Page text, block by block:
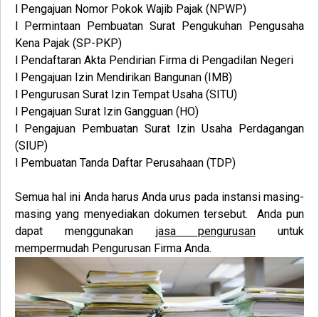
l Pengajuan Nomor Pokok Wajib Pajak (NPWP)
l Permintaan Pembuatan Surat Pengukuhan Pengusaha
Kena Pajak (SP-PKP)
l Pendaftaran Akta Pendirian Firma di Pengadilan Negeri
l Pengajuan Izin Mendirikan Bangunan (IMB)
l Pengurusan Surat Izin Tempat Usaha (SITU)
l Pengajuan Surat Izin Gangguan (HO)
l Pengajuan Pembuatan Surat Izin Usaha Perdagangan
(SIUP)
l Pembuatan Tanda Daftar Perusahaan (TDP)
Semua hal ini Anda harus Anda urus pada instansi masing-
masing yang menyediakan dokumen tersebut. Anda pun
dapat menggunakan jasa pengurusan
untuk
mempermudah Pengurusan Firma Anda.